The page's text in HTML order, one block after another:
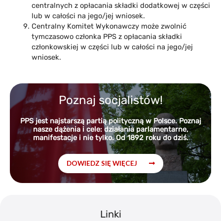
centralnych z opłacania składki dodatkowej w części
lub w całości na jego/jej wniosek.
Centralny Komitet Wykonawczy może zwolnić
tymczasowo członka PPS z opłacania składki
członkowskiej w części lub w całości na jego/jej
wniosek.
Poznaj socjalistów!
PPS jest najstarszą partią polityczną w Polsce. Poznaj
nasze dążenia i cele: działania parlamentarne,
manifestacje i nie tylko. Od 1892 roku do dziś.
DOWIEDZ SIĘ WIĘCEJ
Linki